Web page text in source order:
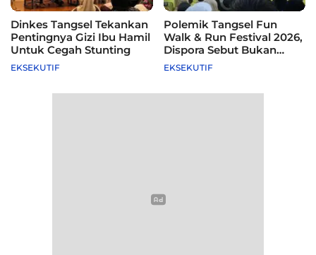
Dinkes Tangsel Tekankan
Pentingnya Gizi Ibu Hamil
Untuk Cegah Stunting
EKSEKUTIF
Polemik Tangsel Fun
Walk & Run Festival 2026,
Dispora Sebut Bukan
Agenda Pemkot
EKSEKUTIF